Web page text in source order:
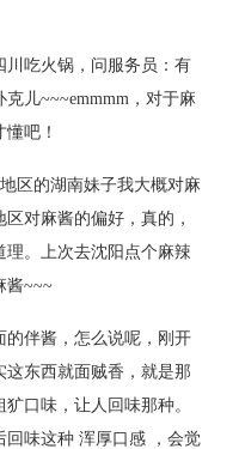
川吃火锅，问服务员：有
儿~~~emmmm，对于麻
吧！
区的湖南妹子我大概对麻
对麻酱的偏好，真的，
。上次去沈阳点个麻辣
酱~~~
的伴酱，怎么说呢，刚开
东西就面贼香，就是那
口味，让人回味那种。
回味这种 浑厚口感 ，会觉